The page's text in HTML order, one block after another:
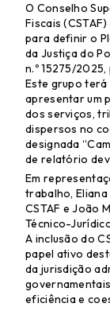
O Conselho
Fiscais
para definir o
da Justiça do
n.º 15275/
Este grupo
apresentar um
dos serviços,
dispersos no
designada
de relatório
Em
trabalho,
CSTAF e João
Técnico-
A inclusão do
papel ativo
da jurisdição
eficiência e